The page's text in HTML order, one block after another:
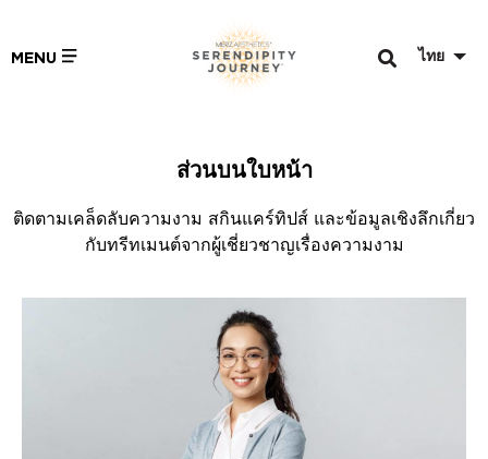
MENU ไทย
ส่วนบนใบหน้า
ติดตามเคล็ดลับความงาม สกินแคร์ทิปส์ และข้อมูลเชิงลึกเกี่ยว
กับทรีทเมนต์จากผู้เชี่ยวชาญเรื่องความงาม